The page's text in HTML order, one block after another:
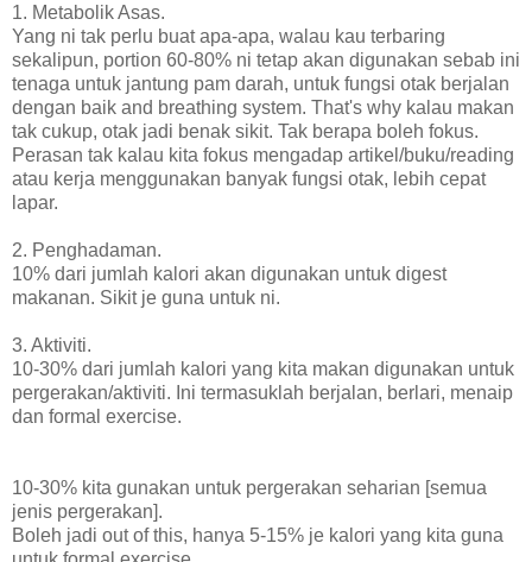
1. Metabolik Asas.
Yang ni tak perlu buat apa-apa, walau kau terbaring
sekalipun, portion 60-80% ni tetap akan digunakan sebab ini
tenaga untuk jantung pam darah, untuk fungsi otak berjalan
dengan baik and breathing system. That's why kalau makan
tak cukup, otak jadi benak sikit. Tak berapa boleh fokus.
Perasan tak kalau kita fokus mengadap artikel/buku/reading
atau kerja menggunakan banyak fungsi otak, lebih cepat
lapar.
2. Penghadaman.
10% dari jumlah kalori akan digunakan untuk digest
makanan. Sikit je guna untuk ni.
3. Aktiviti.
10-30% dari jumlah kalori yang kita makan digunakan untuk
pergerakan/aktiviti. Ini termasuklah berjalan, berlari, menaip
dan formal exercise.
10-30% kita gunakan untuk pergerakan seharian [semua
jenis pergerakan].
Boleh jadi out of this, hanya 5-15% je kalori yang kita guna